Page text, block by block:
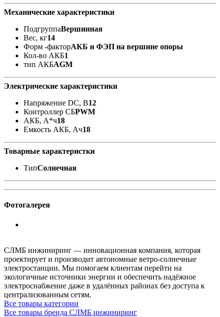
Механические характеристики
ПодгруппаВершинная
Вес, кг14
Форм -факторАКБ и ФЭП на вершине опоры
Кол-во АКБ1
тип АКБAGM
Электрические характеристики
Напряжение DC, В12
Контроллер СБPWM
АКБ, А*ч18
Емкость АКБ, Ач18
Товарные характеристки
ТипСолнечная
Фотогалерея
СЛМБ инжиниринг — инновационная компания, которая
проектирует и производит автономные ветро‑солнечные
электростанции. Мы помогаем клиентам перейти на
экологичные источники энергии и обеспечить надёжное
электроснабжение даже в удалённых районах без доступа к
централизованным сетям.
Все товары категории
Все товары бренда СЛМБ инжиниринг